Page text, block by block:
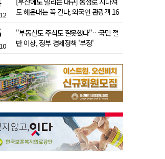
12
도 해운대는 꼭 간다, 외국인 관광객 16
10
"부동산도 주식도 잘못했다"…국민 절
반 이상, 정부 경제정책 '부정'